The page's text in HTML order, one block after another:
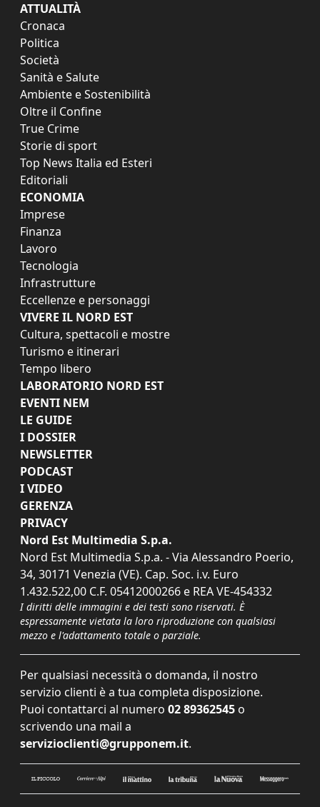
ATTUALITÀ
Cronaca
Politica
Società
Sanità e Salute
Ambiente e Sostenibilità
Oltre il Confine
True Crime
Storie di sport
Top News Italia ed Esteri
Editoriali
ECONOMIA
Imprese
Finanza
Lavoro
Tecnologia
Infrastrutture
Eccellenze e personaggi
VIVERE IL NORD EST
Cultura, spettacoli e mostre
Turismo e itinerari
Tempo libero
LABORATORIO NORD EST
EVENTI NEM
LE GUIDE
I DOSSIER
NEWSLETTER
PODCAST
I VIDEO
GERENZA
PRIVACY
Nord Est Multimedia S.p.a.
Nord Est Multimedia S.p.a. - Via Alessandro Poerio,
34, 30171 Venezia (VE). Cap. Soc. i.v. Euro
1.432.522,00 C.F. 05412000266 e REA VE-454332
I diritti delle immagini e dei testi sono riservati. È
espressamente vietata la loro riproduzione con qualsiasi
mezzo e l'adattamento totale o parziale.
Per qualsiasi necessità o domanda, il nostro
servizio clienti è a tua completa disposizione.
Puoi contattarci al numero 02 89362545 o
scrivendo una mail a
servizioclienti@grupponem.it.